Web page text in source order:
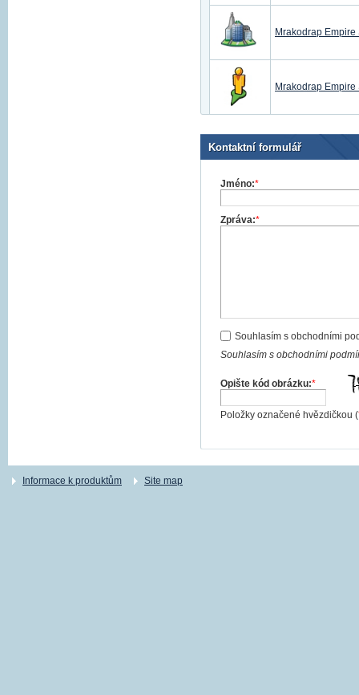
Mrakodrap
Mrakodrap
Kontaktní formulář
Jméno:*
Zpráva:*
Souhlasím s obchodními
Souhlasím s obchodními
Opište kód obrázku:*
Položky označené hvězdičkou (
Informace k produktům Site map